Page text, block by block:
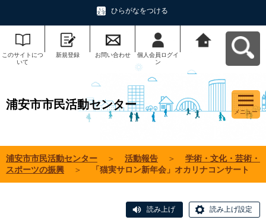
ひらがなをつける
このサイトにつ
いて
新規登録 お問い合わせ
個人会員ログイ
ン
浦安市市民活動センター
メニュー
浦安市市民活動センター ＞ 活動報告 ＞
学術・文化・芸術・
スポーツの振興
＞ 「猫実サロン新年会」オカリナコンサート
読み上げ 読み上げ設定